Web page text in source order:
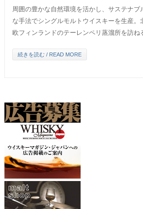
周囲の豊かな自然環境を活かし、サステナブ
な手法でシングルモルトウイスキーを生産。
欧フィンランドのテーレンペリ蒸溜所を訪ね
続きを読む / READ MORE